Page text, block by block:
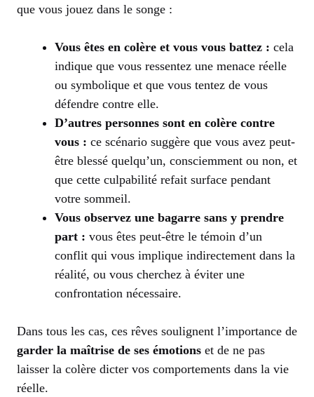
que vous jouez dans le songe :
Vous êtes en colère et vous vous battez : cela
indique que vous ressentez une menace réelle
ou symbolique et que vous tentez de vous
défendre contre elle.
D’autres personnes sont en colère contre
vous : ce scénario suggère que vous avez peut-
être blessé quelqu’un, consciemment ou non, et
que cette culpabilité refait surface pendant
votre sommeil.
Vous observez une bagarre sans y prendre
part : vous êtes peut-être le témoin d’un
conflit qui vous implique indirectement dans la
réalité, ou vous cherchez à éviter une
confrontation nécessaire.
Dans tous les cas, ces rêves soulignent l’importance de
garder la maîtrise de ses émotions et de ne pas
laisser la colère dicter vos comportements dans la vie
réelle.